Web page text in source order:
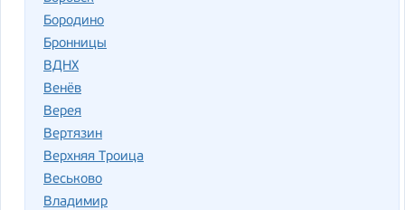
Бородино
Бронницы
ВДНХ
Венёв
Верея
Вертязин
Верхняя Троица
Веськово
Владимир